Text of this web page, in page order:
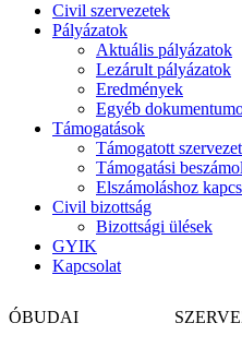
Civil szervezetek
Pályázatok
Aktuális pályázatok
Lezárult pályázatok
Eredmények
Egyéb
Támogatások
Támogatott
Támogatási
Elszámoláshoz
Civil bizottság
Bizottsági ülések
GYIK
Kapcsolat
ÓBUDAI